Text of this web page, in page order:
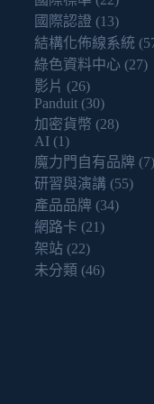
國際認證(13)
結構化佈線系統
綠色資料中心(27)
影片 (26)
Panduit(30)
加密貨幣 (28)
AI(1)
魔力門自有品牌(7)
研習與演講(55)
產品品牌(34)
網路卡 (21)
架站(22)
未分類 (46)